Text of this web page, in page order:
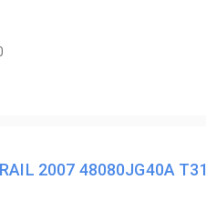
2007 48080JG40A T31